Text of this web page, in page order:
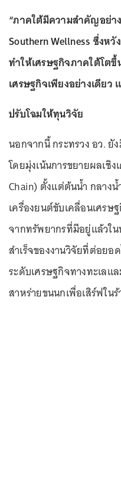
“ภาคใต้มีความสำคัญอย่า
Southern Wellness ซึ่งห
ทำให้เศรษฐกิจภาคใต้โตขึ้
เศรษฐกิจเพียงอย่างเดียว
ปรับโฉมให้ทุนวิจัย
นอกจากนี้ กระทรวง อว. ยั
โดยมุ่งเน้นการขยายผลเชิ
Chain) ตั้งแต่ต้นน้ำ กลาง
เครื่องยนต์ขับเคลื่อนเศรษ
จากทรัพยากรที่มีอยู่แล้วใ
สำเร็จของงานวิจัยที่ต่อยอ
ระดับเศรษฐกิจทางทะเลแล
สาหร่ายขนนกเพื่อเสิร์ฟใน